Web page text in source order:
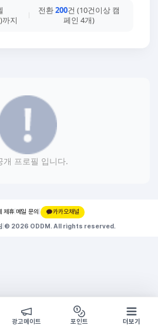
)까지
전환200건 (10건이상 캠
페인 4개)
개 프로필 입니다.
제휴 메일 문의 |
카카오채널
© 2026 ODDM. All rights reserved.
쇼핑몰 구경하기
방문시 1G
광고메이트 포인트 더보기